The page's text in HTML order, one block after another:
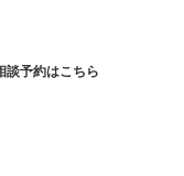
談予約はこちら